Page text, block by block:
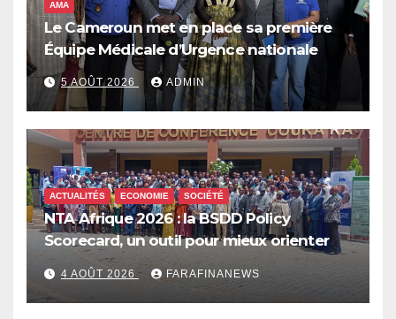
AMA
Le Cameroun met en place sa première
Équipe Médicale d’Urgence nationale
5 AOÛT 2026 ADMIN
ACTUALITÉS ECONOMIE SOCIÉTÉ
NTA Afrique 2026 : la BSDD Policy
Scorecard, un outil pour mieux orienter
les dépenses publiques
4 AOÛT 2026 FARAFINANEWS